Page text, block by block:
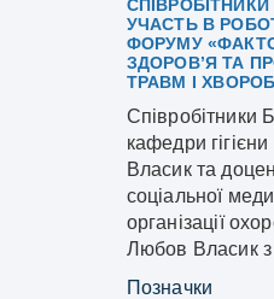
УЧАСТЬ В
ФОРУМУ
ЗДОРОВ’Я ТА
ТРАВМ І
кафедри гігієни
Власик та
соціальної
організації
Любов Власик
Позначки